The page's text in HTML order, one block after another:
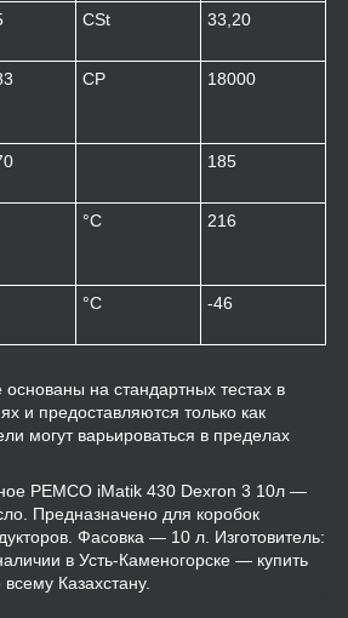
CSt 33,20
CP 18000
185
°C 216
°C -46
на стандартных тестах в
и предоставляются только как
могут варьироваться в пределах
PEMCO iMatik 430 Dexron 3 10л —
Предназначено для коробок
Фасовка — 10 л. Изготовитель:
в Усть-Каменогорске — купить
Казахстану.